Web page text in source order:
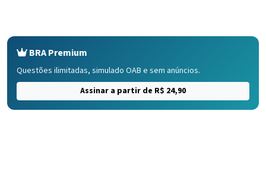
BRA Premium
Questões ilimitadas, simulado OAB e sem anúncios.
Assinar a partir de R$ 24,90